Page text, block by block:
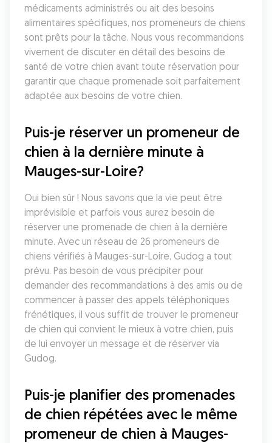
médicaments administrés ou ait des besoins
alimentaires spécifiques, nos promeneurs de chiens
sont prêts pour la tâche. Nous vous recommandons
vivement de discuter en détail des besoins de
santé de votre chien avant toute réservation pour
garantir que chaque promenade soit parfaitement
adaptée aux besoins de votre chien.
Puis-je réserver un promeneur de
chien à la dernière minute à
Mauges-sur-Loire?
Oui bien sûr ! Nous savons que la vie peut être
imprévisible et parfois vous aurez besoin de
réserver une promenade de chien à la dernière
minute. Avec un réseau de 26 promeneurs de
chiens vérifiés à Mauges-sur-Loire, Gudog a tout
prévu. Pas besoin de vous précipiter pour
demander des recommandations à des amis ou de
commencer à passer des appels téléphoniques
frénétiques, il vous suffit de trouver le promeneur
de chien qui convient le mieux à votre chien, puis
de lui envoyer un message et de réserver via
Gudog.
Puis-je planifier des promenades
de chien répétées avec le même
promeneur de chien à Mauges-